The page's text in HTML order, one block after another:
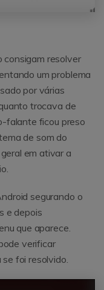
consigam resolver
um problema
por várias
trocava de
falante ficou preso
de som do
em ativar a
segurando o
e depois
que aparece.
verificar
foi resolvido.